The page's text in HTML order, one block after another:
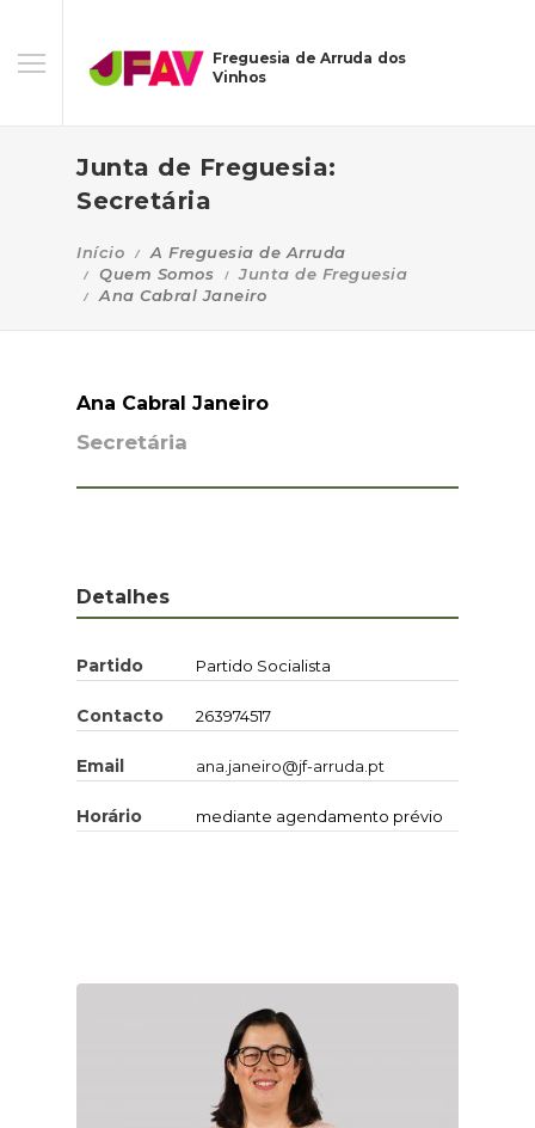
Freguesia de Arruda dos
Vinhos
Junta de Freguesia:
Secretária
Início
A Freguesia de Arruda
Quem Somos
Junta de Freguesia
Ana Cabral Janeiro
Ana Cabral Janeiro
Secretária
Detalhes
Partido Partido Socialista
Contacto 263974517
Email ana.janeiro@jf-arruda.pt
Horário mediante agendamento prévio